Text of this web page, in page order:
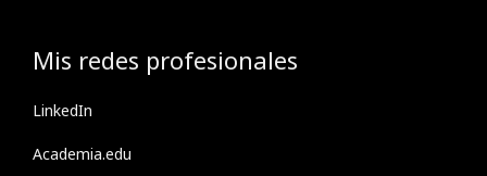
Mis redes profesionales
LinkedIn
Academia.edu